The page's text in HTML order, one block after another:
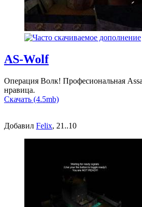
AS-Wolf
Операция Волк! Професиональная
нравица.
Скачать (4.5mb)
Добавил Felix, 21..10